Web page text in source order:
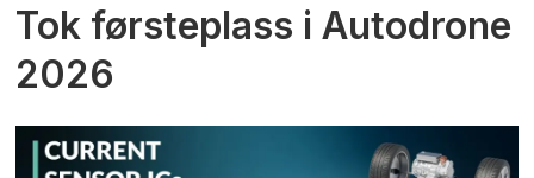
Tok førsteplass i Autodrone
2026